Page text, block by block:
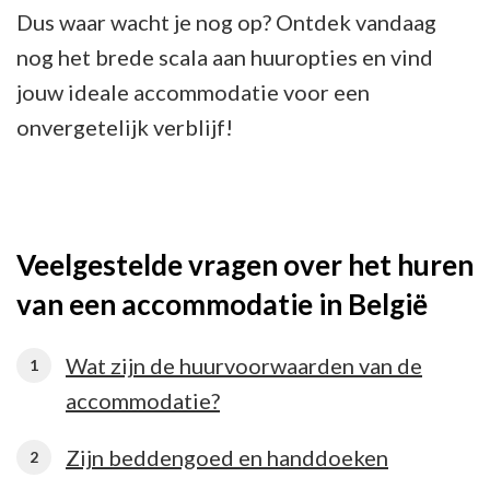
Dus waar wacht je nog op? Ontdek vandaag
nog het brede scala aan huuropties en vind
jouw ideale accommodatie voor een
onvergetelijk verblijf!
Veelgestelde vragen over het huren
van een accommodatie in België
Wat zijn de huurvoorwaarden van de
accommodatie?
Zijn beddengoed en handdoeken